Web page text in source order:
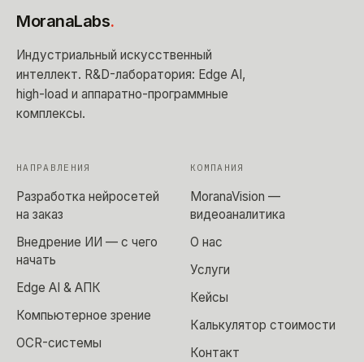
MoranaLabs.
Индустриальный искусственный
интеллект. R&D-лаборатория: Edge AI,
high-load и аппаратно-программные
комплексы.
НАПРАВЛЕНИЯ
Разработка нейросетей
на заказ
Внедрение ИИ — с чего
начать
Edge AI & АПК
Компьютерное зрение
OCR-системы
КОМПАНИЯ
MoranaVision —
видеоаналитика
О нас
Услуги
Кейсы
Калькулятор стоимости
Контакт